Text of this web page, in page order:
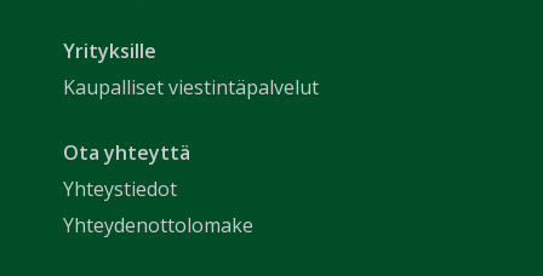
Yrityksille
Kaupalliset viestintäpalvelut
Ota yhteyttä
Yhteystiedot
Yhteydenottolomake